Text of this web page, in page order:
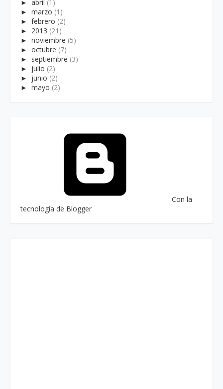
► abril (1)
► marzo (1)
► febrero (2)
► 2013 (21)
► noviembre (5)
► octubre (7)
► septiembre (3)
► julio (2)
► junio (2)
► mayo (2)
Con la
tecnología de Blogger